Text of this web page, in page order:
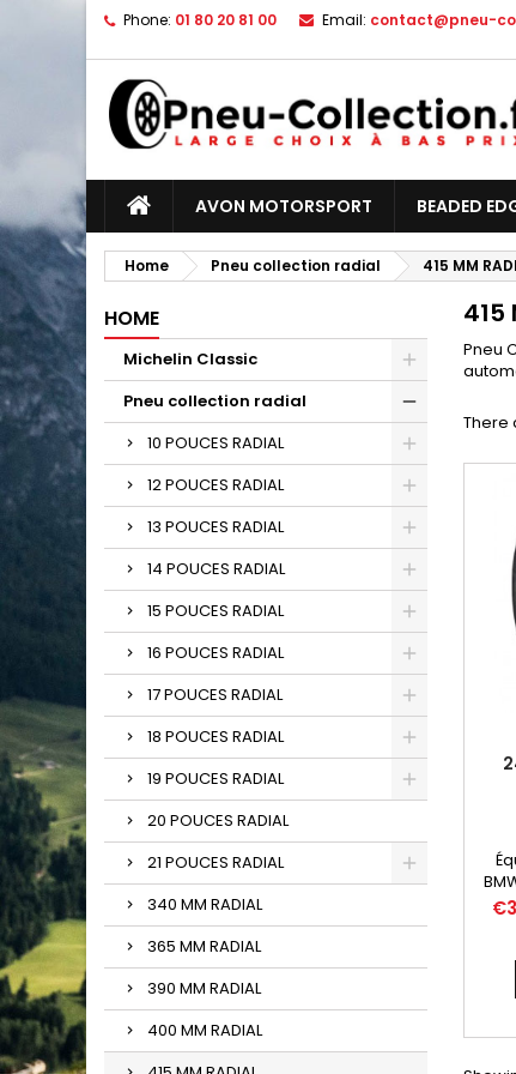
Phone: 01 80 20 81 00 Email: contact@pneu-
AVON MOTORSPORT BEADED
Home Pneu collection radial 415 MM
HOME
Michelin Classic
Pneu collection radial
10 POUCES RADIAL
12 POUCES RADIAL
13 POUCES RADIAL
14 POUCES RADIAL
15 POUCES RADIAL
16 POUCES RADIAL
17 POUCES RADIAL
18 POUCES RADIAL
19 POUCES RADIAL
20 POUCES RADIAL
21 POUCES RADIAL
340 MM RADIAL
365 MM RADIAL
390 MM RADIAL
400 MM RADIAL
415
Pneu
There